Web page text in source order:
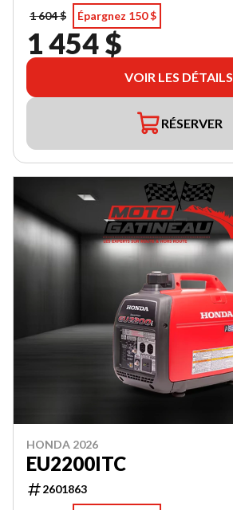
1 604 $
Épargnez 150 $
1 454 $
VOIR LES DÉTAILS
RÉSERVER
HONDA 2026
EU2200ITC
2601863